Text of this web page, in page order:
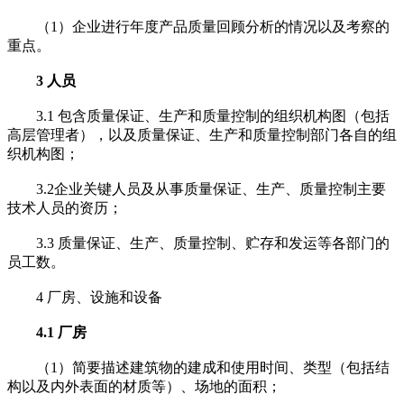
（1）企业进行年度产品质量回顾分析的情况以及考察的
重点。
3 人员
3.1 包含质量保证、生产和质量控制的组织机构图（包括
高层管理者），以及质量保证、生产和质量控制部门各自的组
织机构图；
3.2企业关键人员及从事质量保证、生产、质量控制主要
技术人员的资历；
3.3 质量保证、生产、质量控制、贮存和发运等各部门的
员工数。
4 厂房、设施和设备
4.1 厂房
（1）简要描述建筑物的建成和使用时间、类型（包括结
构以及内外表面的材质等）、场地的面积；